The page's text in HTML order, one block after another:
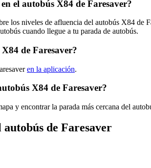
el autobús X84 de Faresaver?
los niveles de afluencia del autobús X84 de
cuando llegue a tu parada de autobús.
de Faresaver?
en la aplicación.
X84 de Faresaver?
y encontrar la parada más cercana del
de Faresaver